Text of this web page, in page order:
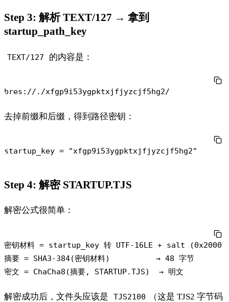
Step 3: 解析 TEXT/127 → 拿到
startup_path_key
TEXT/127 的内容是：
去掉前缀和后缀，得到路径密钥：
Step 4: 解密 STARTUP.TJS
解密公式很简单：
密钥材料 = startup_key 转 UTF-16LE + salt (0x2000
摘要 = SHA3-384(密钥材料)          → 48 字节
解密成功后，文件头应该是 TJS2100
（这是 TJS2 字节码